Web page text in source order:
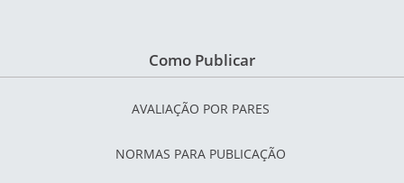
Como Publicar
AVALIAÇÃO POR PARES
NORMAS PARA PUBLICAÇÃO